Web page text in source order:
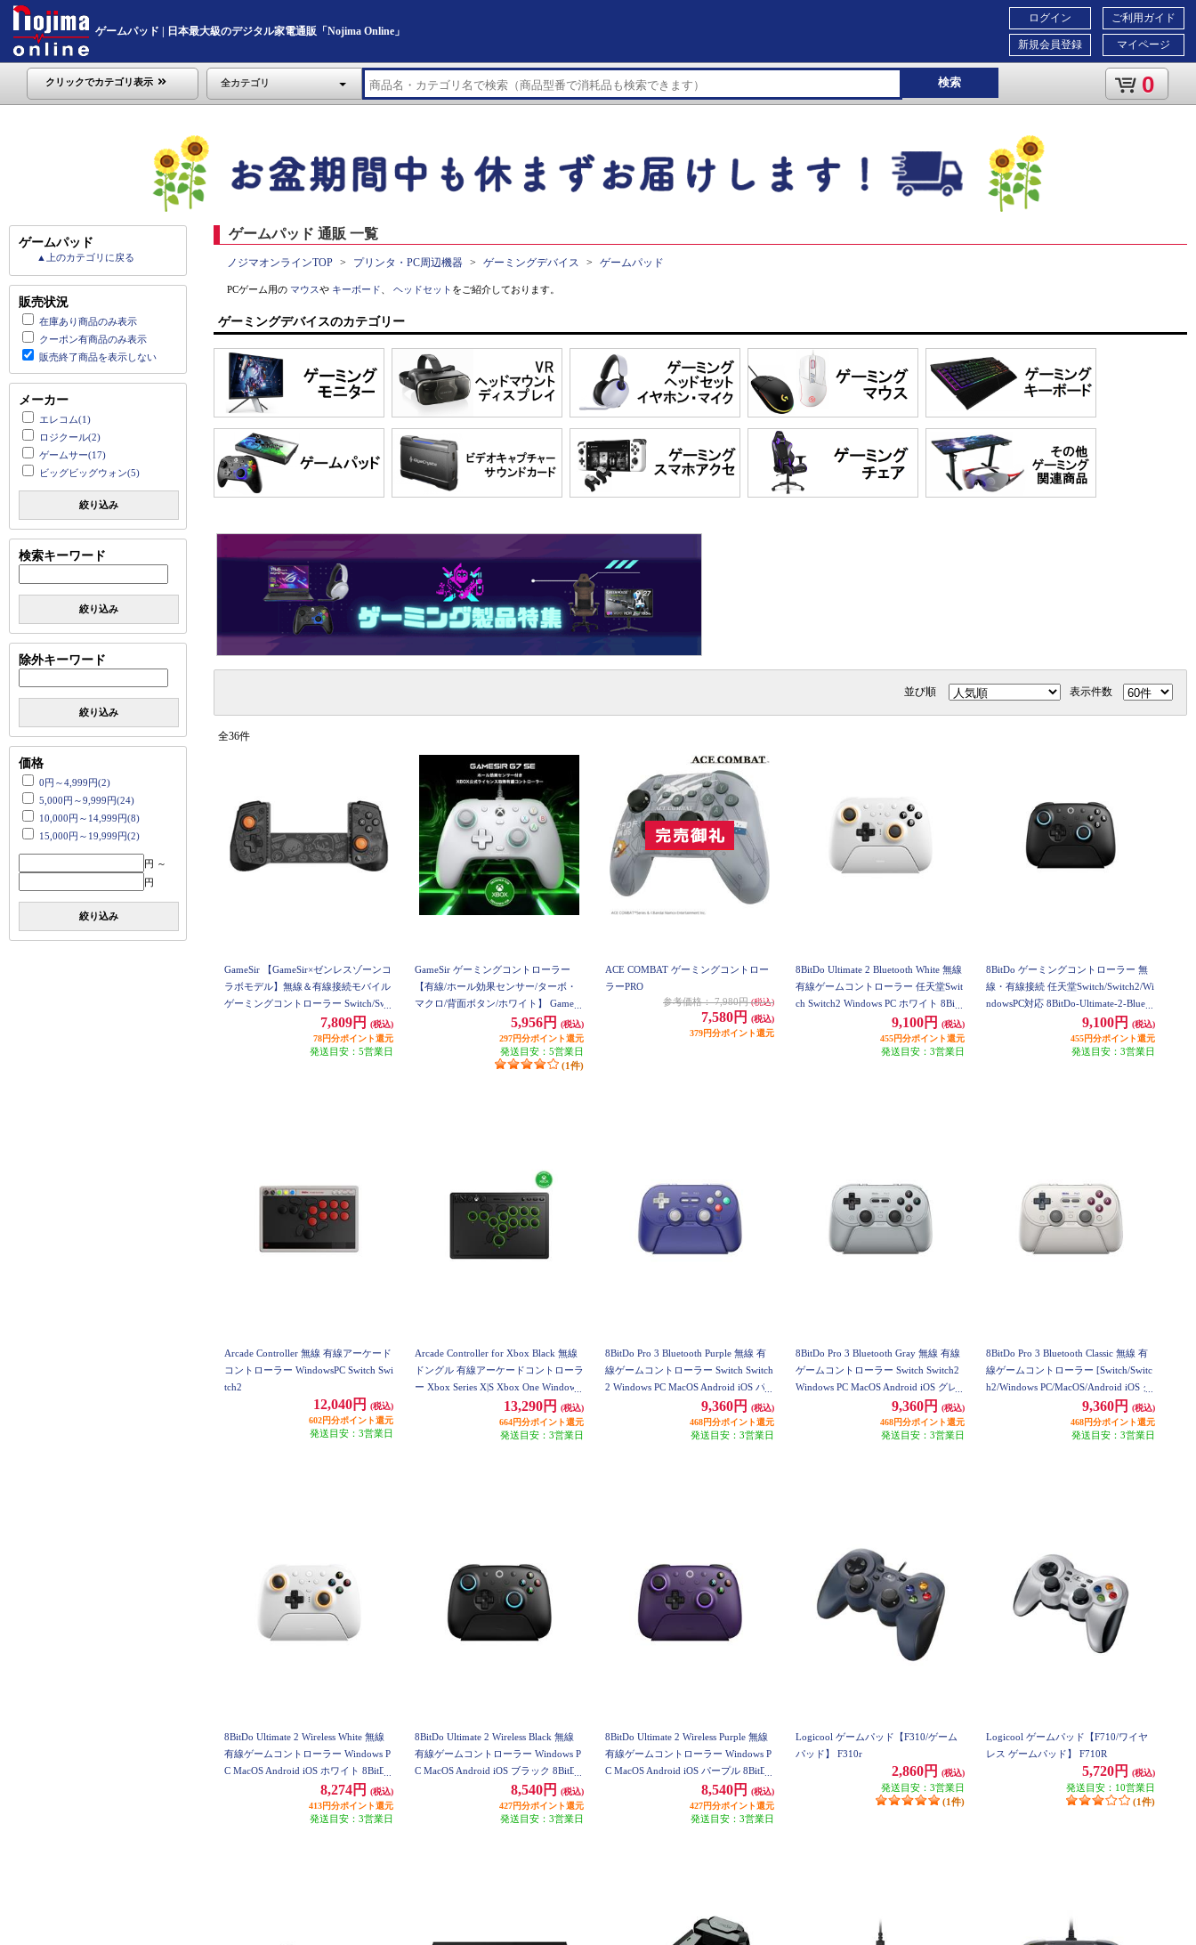
ゲームパッド | 日本最大級のデジタル家電通販「Nojima Online」
ご利用ガイド
マイページ
ログイン
新規会員登録
クリックでカテゴリ表示 全カテゴリ 検索 0
ゲームパッド
▲上のカテゴリに戻る
販売状況
在庫あり商品のみ表示
クーポン有商品のみ表示
販売終了商品を表示しない
メーカー
エレコム(1)
ロジクール(2)
ゲームサー(17)
ビッグビッグウォン(5)
絞り込み
検索キーワード
絞り込み
除外キーワード
絞り込み
価格
0円～4,999円(2)
5,000円～9,999円(24)
10,000円～14,999円(8)
15,000円～19,999円(2)
円 ～
円
絞り込み
ゲームパッド 通販 一覧
ノジマオンラインTOP プリンタ・PC周辺機器 ゲーミングデバイス ゲームパッド
PCゲーム用の マウスや キーボード ヘッドセット をご紹介しております。
ゲーミングデバイスのカテゴリー
並び順 表示件数
全36件
GameSir 【GameSir×ゼンレスゾーンコ
ラボモデル】無線＆有線接続モバイル
ゲーミングコントローラー Switch/Swit
ch2/Android/iOS/Windows PC対応 ブラ
ック GameSir-X5s-ZZZ-B
7,809円
(税込)
78円分ポイント還元
発送目安：5営業日
GameSir ゲーミングコントローラー
【有線/ホール効果センサー/ターボ・
マクロ/背面ボタン/ホワイト】 GameSi
5,956円
(税込)
297円分ポイント還元
発送目安：5営業日
(1件)
ACE COMBAT ゲーミングコントロー
ラーPRO
参考価格： 7,980円(税込)
7,580円
(税込)
379円分ポイント還元
8BitDo Ultimate 2 Bluetooth White 無線
有線ゲームコントローラー 任天堂Swit
ch Switch2 Windows PC ホワイト 8BitD
o-Ultimate-2-Bluetooth-White
9,100円
(税込)
455円分ポイント還元
発送目安：3営業日
8BitDo ゲーミングコントローラー 無
線・有線接続 任天堂Switch/Switch2/Wi
ndowsPC対応 8BitDo-Ultimate-2-Blueto
9,100円
(税込)
455円分ポイント還元
発送目安：3営業日
Arcade Controller 無線 有線アーケード
コントローラー WindowsPC Switch Swi
tch2
12,040円
(税込)
602円分ポイント還元
発送目安：3営業日
Arcade Controller for Xbox Black 無線
ドングル 有線アーケードコントローラ
ー Xbox Series X|S Xbox One Windows
13,290円
(税込)
664円分ポイント還元
発送目安：3営業日
8BitDo Pro 3 Bluetooth Purple 無線 有
線ゲームコントローラー Switch Switch
2 Windows PC MacOS Android iOS パ
ープル 8BitDo-Pro-3-Bluetooth-Purple
9,360円
(税込)
468円分ポイント還元
発送目安：3営業日
8BitDo Pro 3 Bluetooth Gray 無線 有線
ゲームコントローラー Switch Switch2
Windows PC MacOS Android iOS グレ
ー 8BitDo-Pro-3-Bluetooth-Gray
9,360円
(税込)
468円分ポイント還元
発送目安：3営業日
8BitDo Pro 3 Bluetooth Classic 無線 有
線ゲームコントローラー [Switch/Switc
h2/Windows PC/MacOS/Android iOS ク
ラシック] 8BitDo-Pro-3-Bluetooth-Class
9,360円
(税込)
468円分ポイント還元
発送目安：3営業日
8BitDo Ultimate 2 Wireless White 無線
有線ゲームコントローラー Windows P
C MacOS Android iOS ホワイト 8BitDo
-Ultimate-2-Wireless-White8,274円
(税込)
413円分ポイント還元
発送目安：3営業日
8BitDo Ultimate 2 Wireless Black 無線
有線ゲームコントローラー Windows P
C MacOS Android iOS ブラック 8BitDo
-Ultimate-2-Wireless-Black8,540円
(税込)
427円分ポイント還元
発送目安：3営業日
8BitDo Ultimate 2 Wireless Purple 無線
有線ゲームコントローラー Windows P
C MacOS Android iOS パープル 8BitDo
-Ultimate-2-Wireless-Purple8,540円
(税込)
427円分ポイント還元
発送目安：3営業日
Logicool ゲームパッド【F310/ゲーム
パッド】 F310r
2,860円 (税込)
発送目安：3営業日
(1件)
Logicool ゲームパッド【F710/ワイヤ
レス ゲームパッド】 F710R
5,720円 (税込)
発送目安：10営業日
(1件)